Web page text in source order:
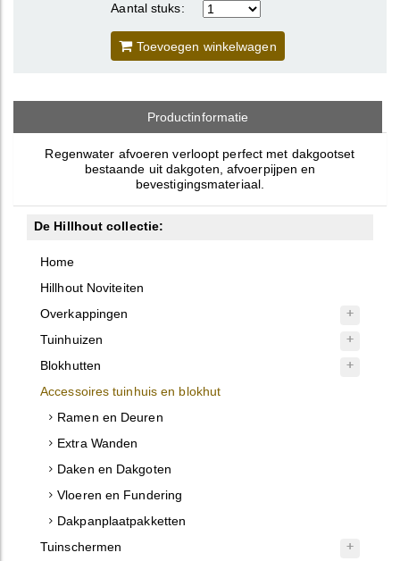
Aantal stuks:
Toevoegen winkelwagen
Productinformatie
Regenwater afvoeren verloopt perfect met dakgootset
bestaande uit dakgoten, afvoerpijpen en
bevestigingsmateriaal.
De Hillhout collectie:
Home
Hillhout Noviteiten
Overkappingen
Tuinhuizen
Blokhutten
Accessoires tuinhuis en blokhut
Ramen en Deuren
Extra Wanden
Daken en Dakgoten
Vloeren en Fundering
Dakpanplaatpakketten
Tuinschermen